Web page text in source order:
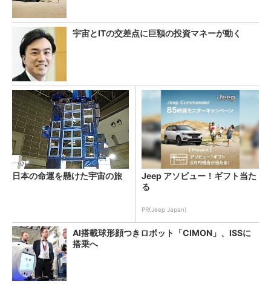
宇宙とITの交差点に巨額の投資マネーが動く
日本の命運を懸けた宇宙の旅
Jeep アソビュー！ギフト当た
る
PR(Jeep Japan)
AI搭載球形顔つきロボット「CIMON」、ISSに
搭乗へ